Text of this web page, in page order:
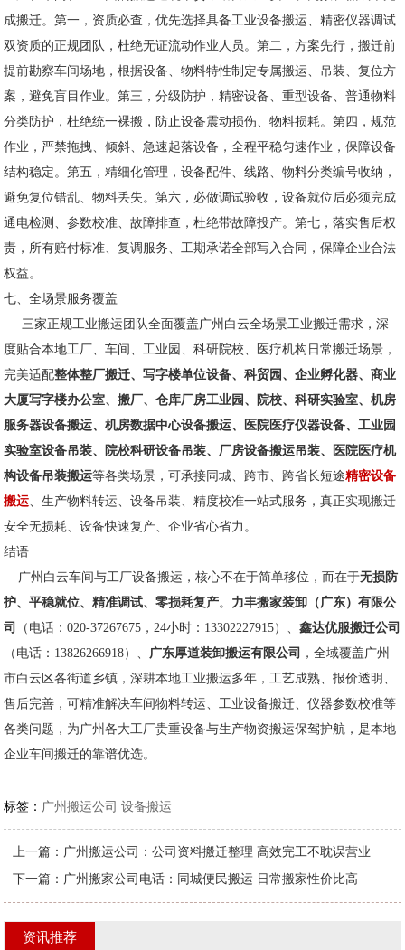
成搬迁。第一，资质必查，优先选择具备工业设备搬运、精密仪器调试
双资质的正规团队，杜绝无证流动作业人员。第二，方案先行，搬迁前
提前勘察车间场地，根据设备、物料特性制定专属搬运、吊装、复位方
案，避免盲目作业。第三，分级防护，精密设备、重型设备、普通物料
分类防护，杜绝统一裸搬，防止设备震动损伤、物料损耗。第四，规范
作业，严禁拖拽、倾斜、急速起落设备，全程平稳匀速作业，保障设备
结构稳定。第五，精细化管理，设备配件、线路、物料分类编号收纳，
避免复位错乱、物料丢失。第六，必做调试验收，设备就位后必须完成
通电检测、参数校准、故障排查，杜绝带故障投产。第七，落实售后权
责，所有赔付标准、复调服务、工期承诺全部写入合同，保障企业合法
权益。
七、全场景服务覆盖
三家正规工业搬运团队全面覆盖广州白云全场景工业搬迁需求，深
度贴合本地工厂、车间、工业园、科研院校、医疗机构日常搬迁场景，
完美适配整体整厂搬迁、写字楼单位设备、科贸园、企业孵化器、商业
大厦写字楼办公室、搬厂、仓库厂房工业园、院校、科研实验室、机房
服务器设备搬运、机房数据中心设备搬运、医院医疗仪器设备、工业园
实验室设备吊装、院校科研设备吊装、厂房设备搬运吊装、医院医疗机
构设备吊装搬运等各类场景，可承接同城、跨市、跨省长短途精密设备
搬运、生产物料转运、设备吊装、精度校准一站式服务，真正实现搬迁
安全无损耗、设备快速复产、企业省心省力。
结语
广州白云车间与工厂设备搬运，核心不在于简单移位，而在于无损防
护、平稳就位、精准调试、零损耗复产。 力丰搬家装卸（广东）有限公
司
（电话：020-37267675，24小时：13302227915）、鑫达优服搬迁公司
（电话：13826266918）、 广东厚道装卸搬运有限公司
，全域覆盖广州
市白云区各街道乡镇，深耕本地工业搬运多年，工艺成熟、报价透明、
售后完善，可精准解决车间物料转运、工业设备搬迁、仪器参数校准等
各类问题，为广州各大工厂贵重设备与生产物资搬运保驾护航，是本地
企业车间搬迁的靠谱优选。
标签： 广州搬运公司 设备搬运
上一篇： 广州搬运公司：公司资料搬迁整理 高效完工不耽误营业
下一篇： 广州搬家公司电话：同城便民搬运 日常搬家性价比高
资讯推荐